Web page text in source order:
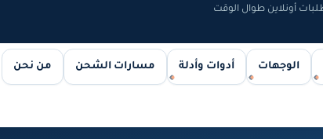
الوجهات أدوات وأدلة مسارات الشحن من نحن